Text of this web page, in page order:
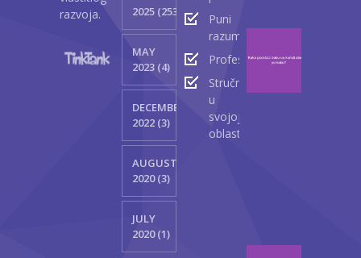
razvoja.
2025 (2530)
MAY
2023 (4)
DECEMBER
2022 (3)
AUGUST
2020 (3)
JULY
2020 (1)
Puni
razumevanja
Profesionalci
Stručnjaci
u
svojoj
oblasti